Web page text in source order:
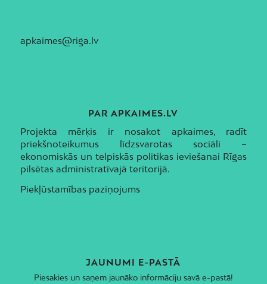
apkaimes@riga.lv
PAR APKAIMES.LV
Projekta mērķis ir nosakot apkaimes, radīt
priekšnoteikumus līdzsvarotas sociāli –
ekonomiskās un telpiskās politikas ieviešanai Rīgas
pilsētas administratīvajā teritorijā.
Piekļūstamības paziņojums
JAUNUMI E-PASTĀ
Piesakies un saņem jaunāko informāciju savā e-pastā!